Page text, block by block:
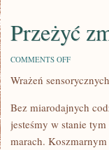
Przeżyć
COMMENTS OFFON
MAMY
GAMĘ
Wrażeń
Bez miarodajnych
jesteśmy w stanie
marach.